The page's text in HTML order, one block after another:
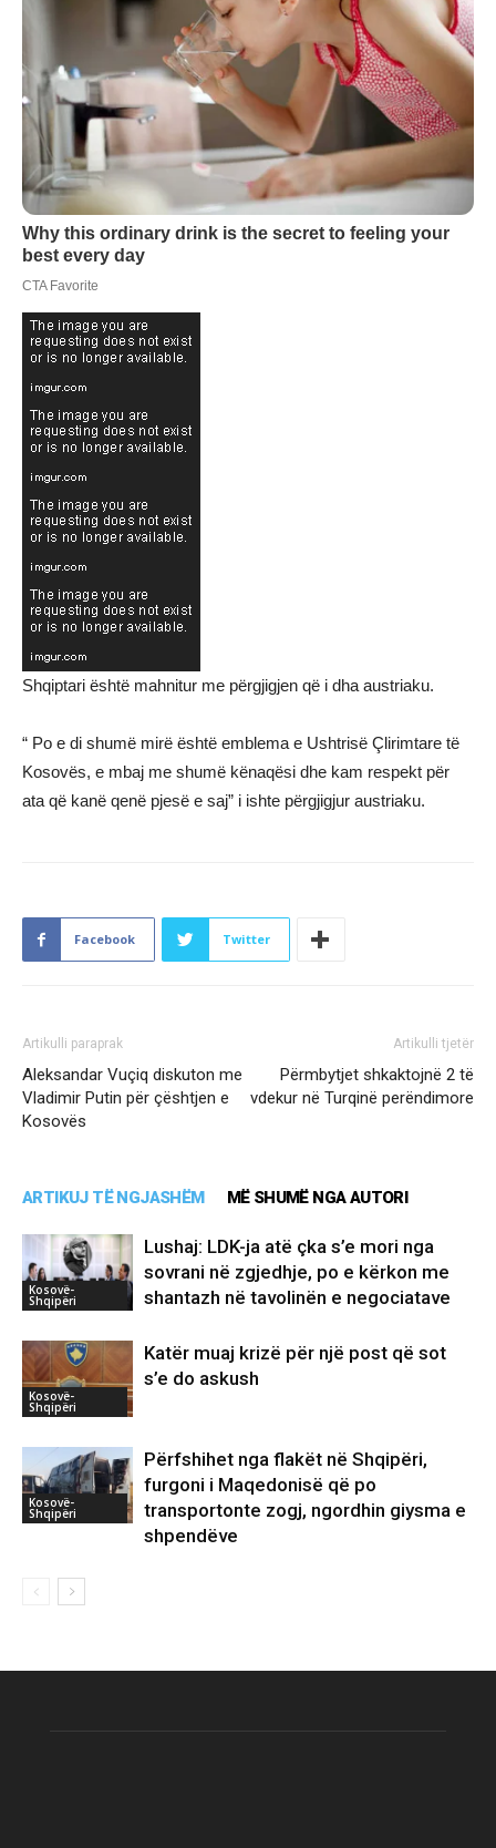
Shqiptari është mahnitur me përgjigjen që i dha austriaku.
“ Po e di shumë mirë është emblema e Ushtrisë Çlirimtare të
Kosovës, e mbaj me shumë kënaqësi dhe kam respekt për
ata që kanë qenë pjesë e saj” i ishte përgjigjur austriaku.
Facebook Twitter
Artikulli paraprak
Aleksandar Vuçiq diskuton me
Vladimir Putin për çështjen e
Kosovës
Artikulli tjetër
Përmbytjet shkaktojnë 2 të
vdekur në Turqinë perëndimore
ARTIKUJ TË NGJASHËM MË SHUMË NGA AUTORI
Kosovë-
Shqipëri
Lushaj: LDK-ja atë çka s’e mori nga
sovrani në zgjedhje, po e kërkon me
shantazh në tavolinën e negociatave
Kosovë-
Shqipëri
Katër muaj krizë për një post që sot
s’e do askush
Kosovë-
Shqipëri
Përfshihet nga flakët në Shqipëri,
furgoni i Maqedonisë që po
transportonte zogj, ngordhin giysma e
shpendëve